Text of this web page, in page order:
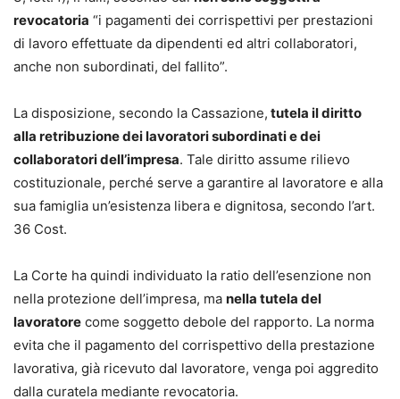
revocatoria “i pagamenti dei corrispettivi per prestazioni
di lavoro effettuate da dipendenti ed altri collaboratori,
anche non subordinati, del fallito”.
La disposizione, secondo la Cassazione, tutela il diritto
alla retribuzione dei lavoratori subordinati e dei
collaboratori dell’impresa. Tale diritto assume rilievo
costituzionale, perché serve a garantire al lavoratore e alla
sua famiglia un’esistenza libera e dignitosa, secondo l’art.
36 Cost.
La Corte ha quindi individuato la ratio dell’esenzione non
nella protezione dell’impresa, ma nella tutela del
lavoratore come soggetto debole del rapporto. La norma
evita che il pagamento del corrispettivo della prestazione
lavorativa, già ricevuto dal lavoratore, venga poi aggredito
dalla curatela mediante revocatoria.